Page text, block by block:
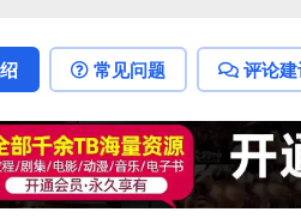
常见问题 评论建